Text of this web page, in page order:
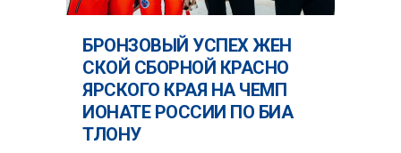
БРОНЗОВЫЙ УСПЕХ ЖЕН
СКОЙ СБОРНОЙ КРАСНО
ЯРСКОГО КРАЯ НА ЧЕМП
ИОНАТЕ РОССИИ ПО БИА
ТЛОНУ